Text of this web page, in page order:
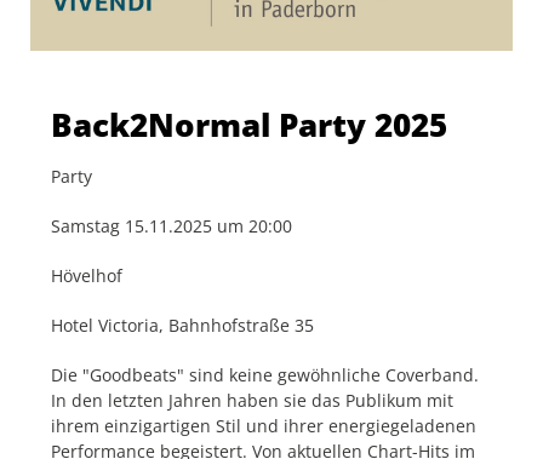
Back2Normal Party 2025
Party
Samstag 15.11.2025 um 20:00
Hövelhof
Hotel Victoria, Bahnhofstraße 35
Die "Goodbeats" sind keine gewöhnliche Coverband.
In den letzten Jahren haben sie das Publikum mit
ihrem einzigartigen Stil und ihrer energiegeladenen
Performance begeistert. Von aktuellen Chart-Hits im